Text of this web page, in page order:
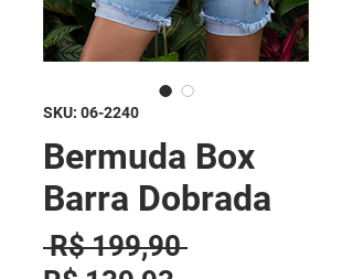
SKU: 06-2240
Bermuda Box
Barra Dobrada
R$ 199,90 Preço normal